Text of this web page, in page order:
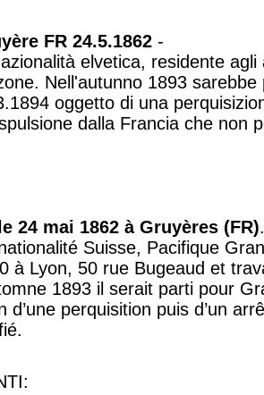
FR 24.5.1862 -
elvetica, residente
Nell'autunno 1893
oggetto di una
dalla Francia che non
24 mai 1862 à Gruyères (FR).
Suisse, Pacifique
à Lyon, 50 rue Bugeaud et
1893 il serait parti pour
d’une perquisition puis d’un